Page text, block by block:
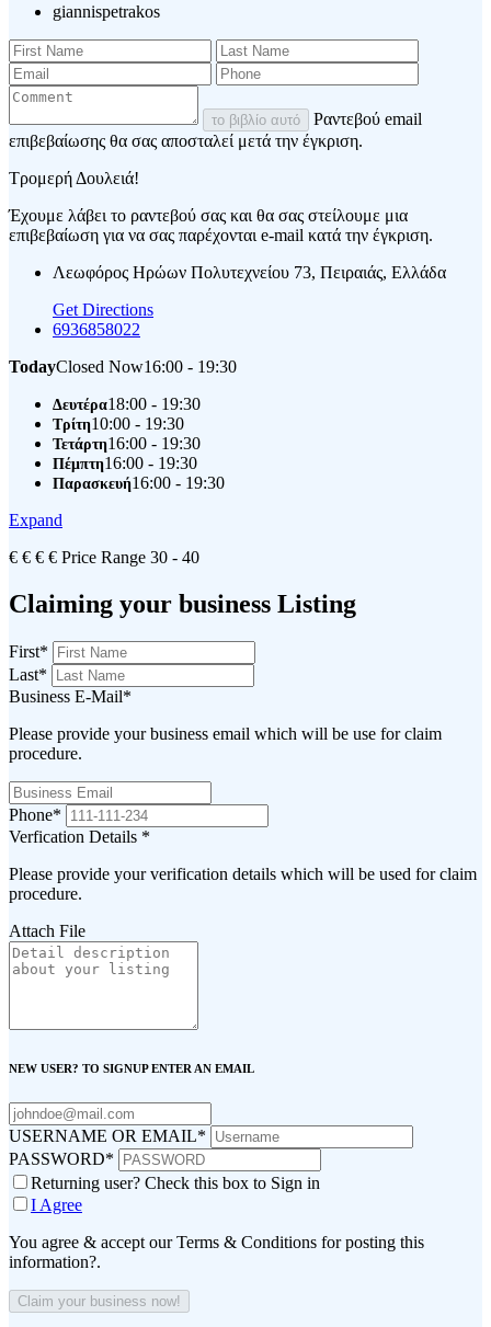
giannispetrakos
το βιβλίο αυτό
Ραντεβού email
επιβεβαίωσης θα σας αποσταλεί μετά την έγκριση.
Τρομερή Δουλειά!
Έχουμε λάβει το ραντεβού σας και θα σας στείλουμε μια
επιβεβαίωση για να σας παρέχονται e-mail κατά την έγκριση.
Λεωφόρος Ηρώων Πολυτεχνείου 73, Πειραιάς, Ελλάδα
Get Directions
6936858022
TodayClosed Now16:00 - 19:30
Δευτέρα18:00 - 19:30
Τρίτη10:00 - 19:30
Τετάρτη16:00 - 19:30
Πέμπτη16:00 - 19:30
Παρασκευή16:00 - 19:30
Expand
€ € € € Price Range 30 - 40
Claiming your business Listing
First*
Last*
Business E-Mail*
Please provide your business email which will be use for claim
procedure.
Phone*
Verfication Details *
Please provide your verification details which will be used for claim
procedure.
Attach File
NEW USER? TO SIGNUP ENTER AN EMAIL
USERNAME OR EMAIL*
PASSWORD*
Returning user? Check this box to Sign in
I Agree
You agree & accept our Terms & Conditions for posting this
information?.